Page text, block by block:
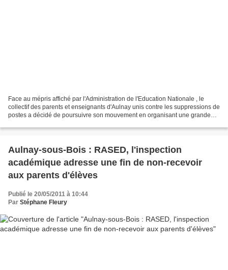
Face au mépris affiché par l'Administration de l'Education Nationale , le
collectif des parents et enseignants d'Aulnay unis contre les suppressions de
postes a décidé de poursuivre son mouvement en organisant une grande
Aulnay-sous-Bois : RASED, l'inspection
académique adresse une fin de non-recevoir
aux parents d'élèves
Publié le 20/05/2011 à 10:44
Par Stéphane Fleury